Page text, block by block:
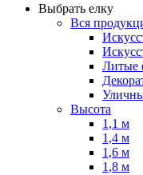
Выбрать елку
Вся
Литые
Высота
1,1 м
1,4 м
1,6 м
1,8 м